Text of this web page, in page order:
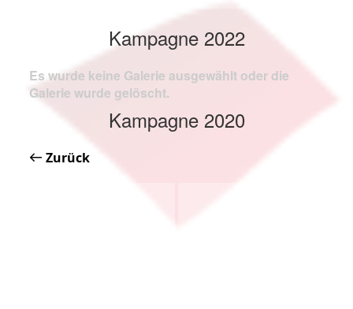
Kampagne 2022
Es wurde keine Galerie ausgewählt oder die
Galerie wurde gelöscht.
Kampagne 2020
Zurück